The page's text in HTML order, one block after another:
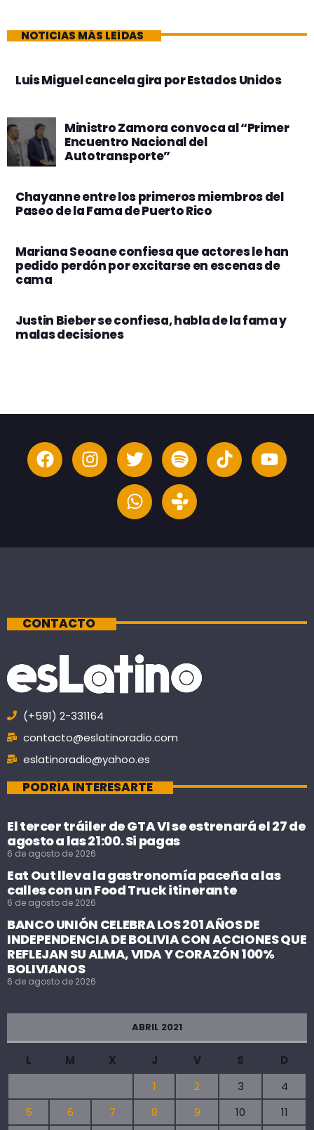
NOTICIAS MÁS LEÍDAS
Luis Miguel cancela gira por Estados Unidos
Ministro Zamora convoca al “Primer
Encuentro Nacional del
Autotransporte”
Chayanne entre los primeros miembros del
Paseo de la Fama de Puerto Rico
Mariana Seoane confiesa que actores le han
pedido perdón por excitarse en escenas de
cama
Justin Bieber se confiesa, habla de la fama y
malas decisiones
CONTACTO
(+591) 2-331164
contacto@eslatinoradio.com
eslatinoradio@yahoo.es
PODRÍA INTERESARTE
El tercer tráiler de GTA VI se estrenará el 27 de
agosto a las 21:00. Si pagas
6 de agosto de 2026
Eat Out lleva la gastronomía paceña a las
calles con un Food Truck itinerante
6 de agosto de 2026
BANCO UNIÓN CELEBRA LOS 201 AÑOS DE
INDEPENDENCIA DE BOLIVIA CON ACCIONES QUE
REFLEJAN SU ALMA, VIDA Y CORAZÓN 100%
BOLIVIANOS
6 de agosto de 2026
ABRIL 2021
L M X J V S
D
1
2 3
4
5
6 7 8 9 10 11